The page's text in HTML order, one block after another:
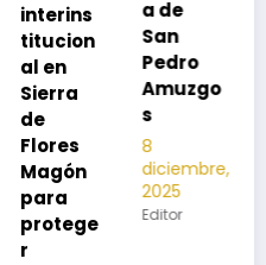
a de
San
Pedro
Amuzgo
s
8
diciembre,
2025
Editor
preveni
r la
neumon
ía
13
noviembre,
2025
Editor